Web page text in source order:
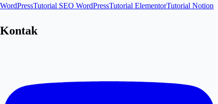
WordPressTutorial SEO WordPressTutorial ElementorTutorial Notion
Kontak